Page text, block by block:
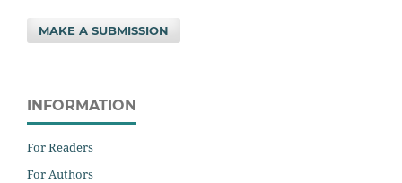
MAKE A SUBMISSION
INFORMATION
For Readers
For Authors